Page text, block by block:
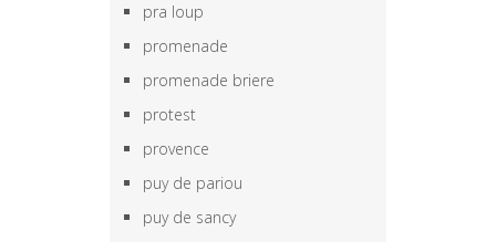
pra loup
promenade
promenade briere
protest
provence
puy de pariou
puy de sancy